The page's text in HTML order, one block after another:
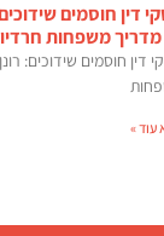
דין חוסמים
מדריך משפחות
דין חוסמים שידוכים:
עוד »